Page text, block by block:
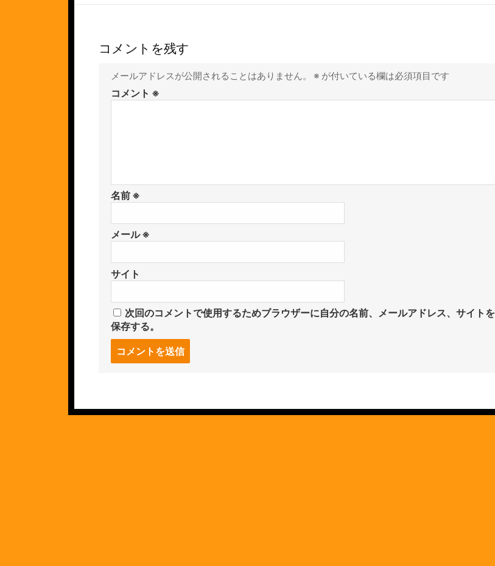
コメントを残す
メールアドレスが公開されることはありません。 ※ が付いている欄は必須項目です
コメント ※
名前 ※
メール※
サイト
次回のコメントで使用するためブラウザーに自分の名前、メールアドレス、サイトを
保存する。
る